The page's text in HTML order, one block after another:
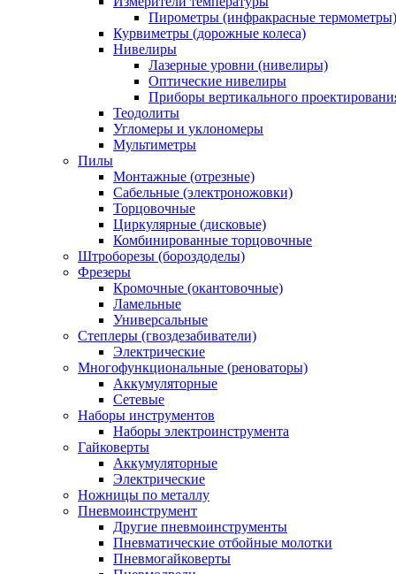
Пирометры (инфракрасные термометры)
Курвиметры (дорожные колеса)
Нивелиры
Лазерные уровни (нивелиры)
Оптические нивелиры
Приборы вертикального
Теодолиты
Угломеры и уклономеры
Мультиметры
Пилы
Монтажные (отрезные)
Сабельные (электроножовки)
Торцовочные
Циркулярные (дисковые)
Комбинированные торцовочные
Штроборезы (бороздоделы)
Фрезеры
Кромочные (окантовочные)
Ламельные
Универсальные
Степлеры (гвоздезабиватели)
Электрические
Многофункциональные (реноваторы)
Аккумуляторные
Сетевые
Наборы инструментов
Наборы электроинструмента
Гайковерты
Аккумуляторные
Электрические
Ножницы по металлу
Пневмоинструмент
Другие пневмоинструменты
Пневматические отбойные молотки
Пневмогайковерты